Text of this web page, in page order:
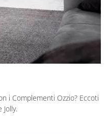
i Complementi Ozzio? Eccoti